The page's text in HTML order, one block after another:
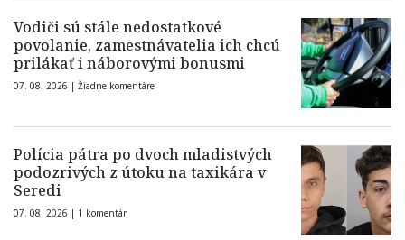
Vodiči sú stále nedostatkové
povolanie, zamestnávatelia ich chcú
prilákať i náborovými bonusmi
07. 08. 2026 | Žiadne komentáre
Polícia pátra po dvoch mladistvých
podozrivých z útoku na taxikára v
Seredi
07. 08. 2026 | 1 komentár